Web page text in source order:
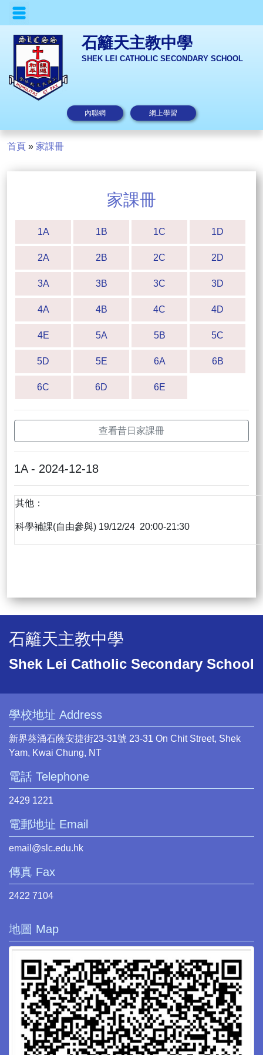
石籬天主教中學
SHEK LEI CATHOLIC SECONDARY SCHOOL
內聯網 網上學習
首頁 » 家課冊
家課冊
1A 1B 1C 1D
2A 2B 2C 2D
3A 3B 3C 3D
4A 4B 4C 4D
4E 5A 5B 5C
5D 5E 6A 6B
6C 6D 6E
查看昔日家課冊
1A - 2024-12-18
其他：
科學補課(自由參與) 19/12/24 20:00-21:30
石籬天主教中學
Shek Lei Catholic Secondary School
學校地址 Address
新界葵涌石蔭安捷街23-31號 23-31 On Chit Street, Shek
Yam, Kwai Chung, NT
電話 Telephone
2429 1221
電郵地址 Email
email@slc.edu.hk
傳真 Fax
2422 7104
地圖 Map